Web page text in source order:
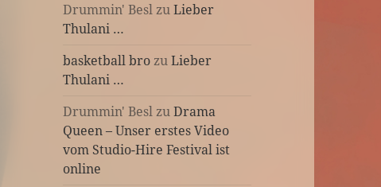
Drummin' BeslzuLieber
Thulani …
basketball brozuLieber
Thulani …
Drummin' BeslzuDrama
Queen – Unser erstes Video
vom Studio-Hire Festival ist
online